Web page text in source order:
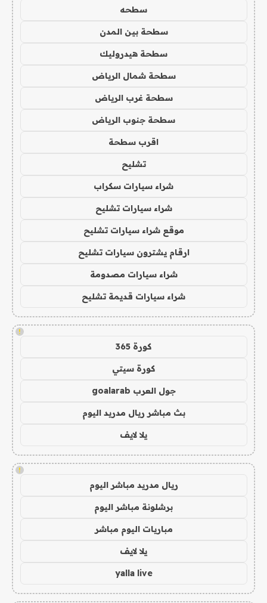
سطحه
سطحة بين المدن
سطحة هيدروليك
سطحة شمال الرياض
سطحة غرب الرياض
سطحة جنوب الرياض
اقرب سطحة
تشليح
شراء سيارات سكراب
شراء سيارات تشليح
موقع شراء سيارات تشليح
ارقام يشترون سيارات تشليح
شراء سيارات مصدومة
شراء سيارات قديمة تشليح
!
كورة 365
كورة سيتي
جول العرب goalarab
بث مباشر ريال مدريد اليوم
يلا لايف
!
ريال مدريد مباشر اليوم
برشلونة مباشر اليوم
مباريات اليوم مباشر
يلا لايف
yalla live